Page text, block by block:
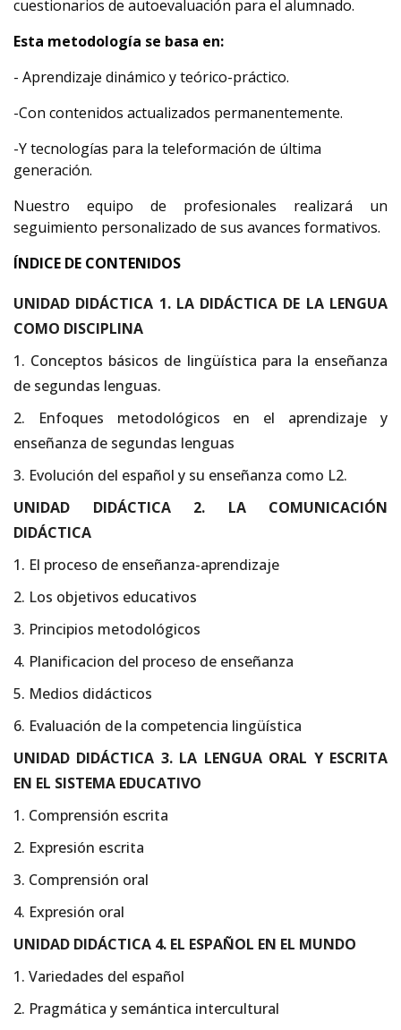
cuestionarios de autoevaluación para el alumnado.
Esta metodología se basa en:
- Aprendizaje dinámico y teórico-práctico.
-Con contenidos actualizados permanentemente.
-Y tecnologías para la teleformación de última
generación.
Nuestro equipo de profesionales realizará un
seguimiento personalizado de sus avances formativos.
ÍNDICE DE CONTENIDOS
UNIDAD DIDÁCTICA 1. LA DIDÁCTICA DE LA LENGUA
COMO DISCIPLINA
1. Conceptos básicos de lingüística para la enseñanza
de segundas lenguas.
2. Enfoques metodológicos en el aprendizaje y
enseñanza de segundas lenguas
3. Evolución del español y su enseñanza como L2.
UNIDAD DIDÁCTICA 2. LA COMUNICACIÓN
DIDÁCTICA
1. El proceso de enseñanza-aprendizaje
2. Los objetivos educativos
3. Principios metodológicos
4. Planificacion del proceso de enseñanza
5. Medios didácticos
6. Evaluación de la competencia lingüística
UNIDAD DIDÁCTICA 3. LA LENGUA ORAL Y ESCRITA
EN EL SISTEMA EDUCATIVO
1. Comprensión escrita
2. Expresión escrita
3. Comprensión oral
4. Expresión oral
UNIDAD DIDÁCTICA 4. EL ESPAÑOL EN EL MUNDO
1. Variedades del español
2. Pragmática y semántica intercultural